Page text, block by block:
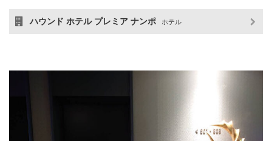
ハウンド ホテル プレミア ナンポ ホテル